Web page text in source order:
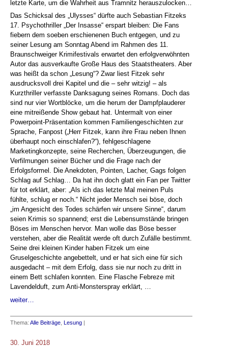
letzte Karte, um die Wahrheit aus Tramnitz herauszulocken…
Das Schicksal des „Ulysses“ dürfte auch Sebastian Fitzeks
17. Psychothriller „Der Insasse“ erspart bleiben: Die Fans
fiebern dem soeben erschienenen Buch entgegen, und zu
seiner Lesung am Sonntag Abend im Rahmen des 11.
Braunschweiger Krimifestivals erwartet den erfolgverwöhnten
Autor das ausverkaufte Große Haus des Staatstheaters. Aber
was heißt da schon „Lesung“? Zwar liest Fitzek sehr
ausdrucksvoll drei Kapitel und die – sehr witzig! – als
Kurzthriller verfasste Danksagung seines Romans. Doch das
sind nur vier Wortblöcke, um die herum der Dampfplauderer
eine mitreißende Show gebaut hat. Untermalt von einer
Powerpoint-Präsentation kommen Familiengeschichten zur
Sprache, Fanpost („Herr Fitzek, kann ihre Frau neben Ihnen
überhaupt noch einschlafen?“), fehlgeschlagene
Marketingkonzepte, seine Recherchen, Überzeugungen, die
Verfilmungen seiner Bücher und die Frage nach der
Erfolgsformel. Die Anekdoten, Pointen, Lacher, Gags folgen
Schlag auf Schlag… Da hat ihn doch glatt ein Fan per Twitter
für tot erklärt, aber: „Als ich das letzte Mal meinen Puls
fühlte, schlug er noch.“ Nicht jeder Mensch sei böse, doch
„im Angesicht des Todes schärfen wir unsere Sinne“, darum
seien Krimis so spannend; erst die Lebensumstände bringen
Böses im Menschen hervor. Man wolle das Böse besser
verstehen, aber die Realität werde oft durch Zufälle bestimmt.
Seine drei kleinen Kinder haben Fitzek um eine
Gruselgeschichte angebettelt, und er hat sich eine für sich
ausgedacht – mit dem Erfolg, dass sie nur noch zu dritt in
einem Bett schlafen konnten. Eine Flasche Febreze mit
Lavendelduft, zum Anti-Monsterspray erklärt, …
weiter…
Thema: Alle Beiträge Lesung |
30. Juni 2018